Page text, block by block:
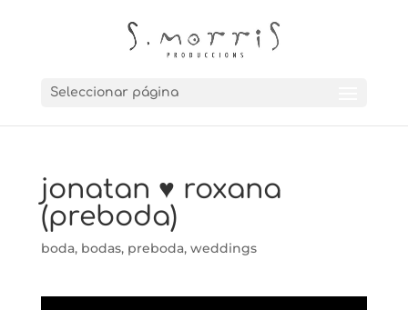
Seleccionar página
jonatan ♥ roxana
(preboda)
boda, bodas, preboda, weddings